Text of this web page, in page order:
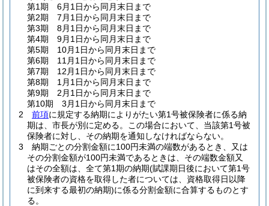
第1期 6月1日から同月末日まで
第2期 7月1日から同月末日まで
第3期 8月1日から同月末日まで
第4期 9月1日から同月末日まで
第5期 10月1日から同月末日まで
第6期 11月1日から同月末日まで
第7期 12月1日から同月末日まで
第8期 1月1日から同月末日まで
第9期 2月1日から同月末日まで
第10期 3月1日から同月末日まで
2
前項に規定する納期によりがたい第1号被保険者に係る納
期は、市長が別に定める。
この場合において、当該第1号被
保険者に対し、その納期を通知しなければならない。
3
納期ごとの分割金額に100円未満の端数があるとき、又は
その分割金額が100円未満であるときは、その端数金額又
はその全額は、全て第1期の納期(賦課期日後において第1号
被保険者の資格を取得した者については、資格取得日以降
に到来する最初の納期)に係る分割金額に合算するものとす
る。